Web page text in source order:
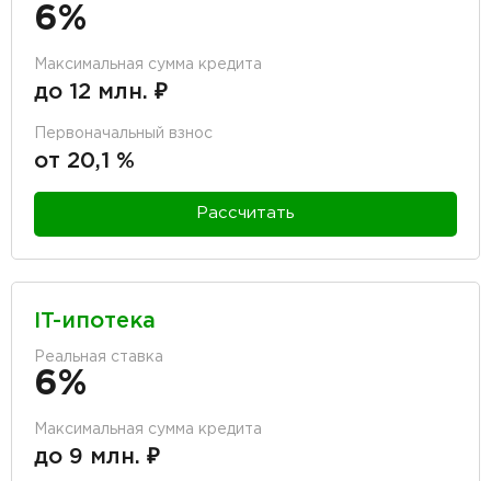
6%
Максимальная сумма кредита
до 12 млн. ₽
Первоначальный взнос
от 20,1 %
Рассчитать
IT-ипотека
Реальная ставка
6%
Максимальная сумма кредита
до 9 млн. ₽